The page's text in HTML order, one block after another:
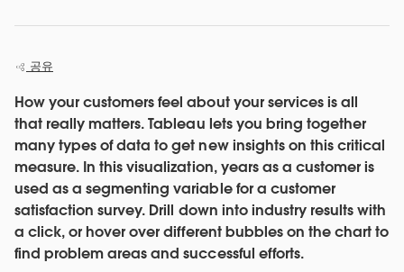
공유
How your customers feel about your services is all
that really matters. Tableau lets you bring together
many types of data to get new insights on this critical
measure. In this visualization, years as a customer is
used as a segmenting variable for a customer
satisfaction survey. Drill down into industry results with
a click, or hover over different bubbles on the chart to
find problem areas and successful efforts.